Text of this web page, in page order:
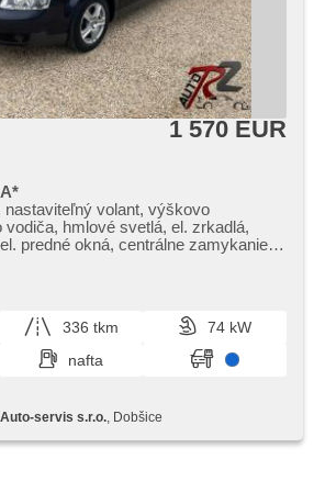
1 570 EUR
nastaviteľný volant, výškovo
vodiča, hmlové svetlá, el. zrkadlá,
predné okná, centrálne zamykanie,
teplomer, posilňovač riadenia,
5 rýchlostných stupňov, ABS
336 tkm
74 kW
nafta
servis s.r.o. , Dobšice